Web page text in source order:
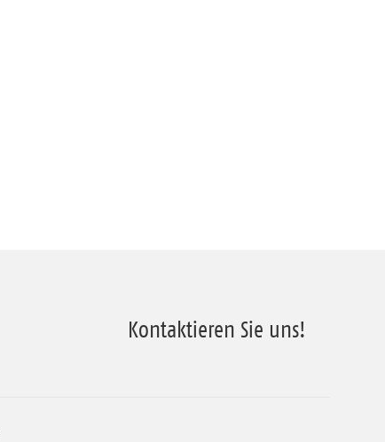
Kontaktieren Sie uns!